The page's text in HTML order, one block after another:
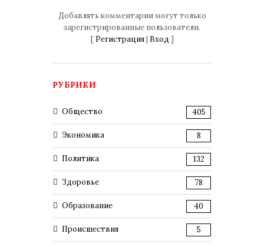
Добавлять комментарии могут только
зарегистрированные пользователи.
[ Регистрация| Вход ]
РУБРИКИ
Общество 405
Экономика 8
Политика 132
Здоровье 78
Образование 40
Происшествия 5